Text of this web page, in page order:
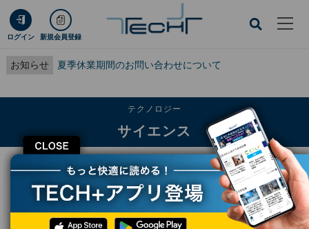
ログイン 新規会員登録
お知らせ 夏季休業期間のお問い合わせについて
CLOSE
テクノロジー
サイエンス
TECH+ テクノロジー
サイエンス
大阪公大が“食べ過ぎ”を防ぐ脳内メカニズムを解明 - その影響には性差も